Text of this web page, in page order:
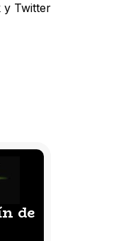
y Twitter
de